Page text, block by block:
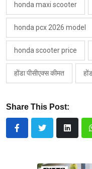
honda maxi scooter
honda pcx 2026 model
honda scooter price
होंडा पीसीएक्स कीमत
Share This Post: